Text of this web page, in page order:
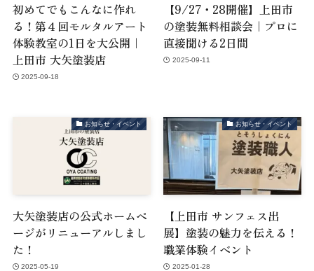
初めてでもこんなに作れ
る！第４回モルタルアート
体験教室の1日を大公開｜
上田市 大矢塗装店
2025-09-18
【9/27・28開催】上田市
の塗装無料相談会｜プロに
直接聞ける2日間
2025-09-11
お知らせ・イベント
大矢塗装店の公式ホームペ
ージがリニューアルしまし
た！
2025-05-19
お知らせ・イベント
【上田市 サンフェス出
展】塗装の魅力を伝える！
職業体験イベント
2025-01-28